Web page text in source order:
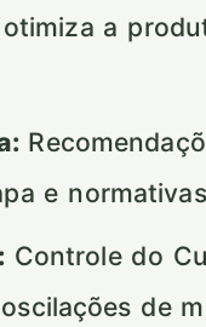
a
e
Controle do
de